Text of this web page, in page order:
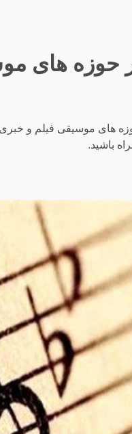
5 وبسایت خوب در حوزه های موسیقی
باشید.